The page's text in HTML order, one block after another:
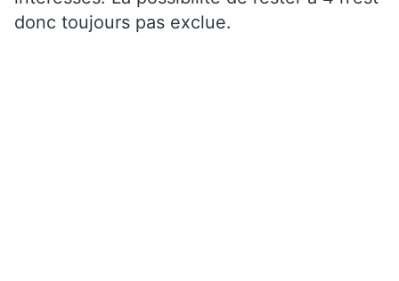
donc toujours pas exclue.